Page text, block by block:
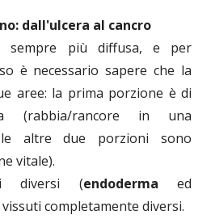
dall'ulcera al cancro
sempre più diffusa, e per
è necessario sapere che la
aree: la prima porzione è di
(rabbia/rancore in una
le altre due porzioni sono
vitale).
diversi (endoderma ed
vissuti completamente diversi.